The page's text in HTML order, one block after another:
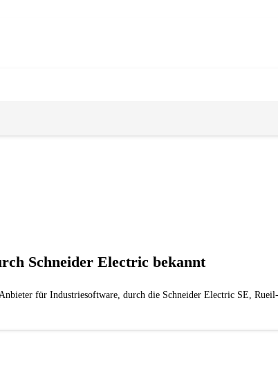
Schneider Electric bekannt
für Industriesoftware, durch die Schneider Electric SE,